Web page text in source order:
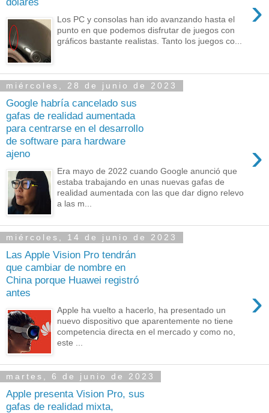
›
Los PC y consolas han ido avanzando hasta el
punto en que podemos disfrutar de juegos con
gráficos bastante realistas. Tanto los juegos co...
miércoles, 28 de junio de 2023
Google habría cancelado sus
gafas de realidad aumentada
para centrarse en el desarrollo
de software para hardware
ajeno
›
Era mayo de 2022 cuando Google anunció que
estaba trabajando en unas nuevas gafas de
realidad aumentada con las que dar digno relevo
a las m...
miércoles, 14 de junio de 2023
Las Apple Vision Pro tendrán
que cambiar de nombre en
China porque Huawei registró
antes
›
Apple ha vuelto a hacerlo, ha presentado un
nuevo dispositivo que aparentemente no tiene
competencia directa en el mercado y como no,
este ...
martes, 6 de junio de 2023
Apple presenta Vision Pro, sus
gafas de realidad mixta,